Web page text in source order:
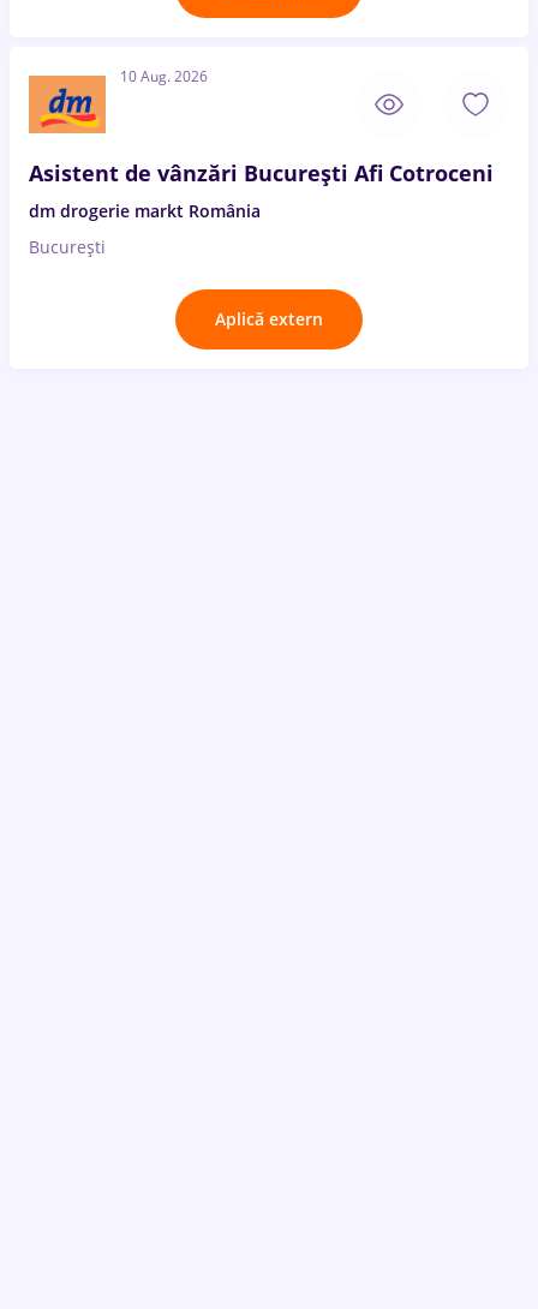
10 Aug. 2026
Asistent de vânzări Bucureşti Afi Cotroceni
dm drogerie markt România
București
Aplică extern